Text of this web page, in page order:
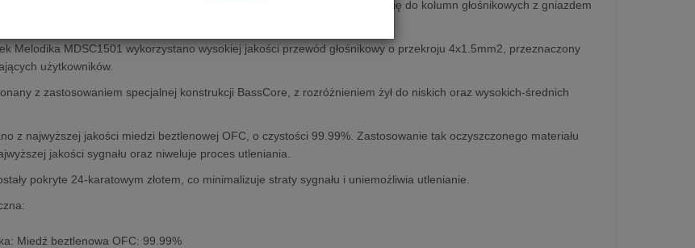
to najwyższej jakości, precyzyjnie wykonane zworki, które idealnie nadają się do kolumn głośnikowych z gniazdem
Melodika MDSC1501 wykorzystano wysokiej jakości przewód głośnikowy o przekroju 4x1.5mm2, przeznaczony
użytkowników.
z zastosowaniem specjalnej konstrukcji BassCore, z rozróżnieniem żył do niskich oraz wysokich-średnich
z najwyższej jakości miedzi beztlenowej OFC, o czystości 99.99%. Zastosowanie tak oczyszczonego materiału
jakości sygnału oraz niweluje proces utleniania.
pokryte 24-karatowym złotem, co minimalizuje straty sygnału i uniemożliwia utlenianie.
Miedź beztlenowa OFC: 99.99%